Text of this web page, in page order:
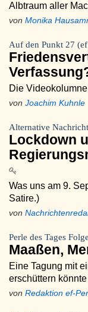
Albtraum aller
von Monika
Auf den Punkt 27
Die
von Joachim Kuhnle
Alternative
Lockdown
Was uns am 9.
Satire.)
von
Perle des Tages
Maaßen,
Eine Tagung mit
erschüttern könnte
von Redaktion ef-